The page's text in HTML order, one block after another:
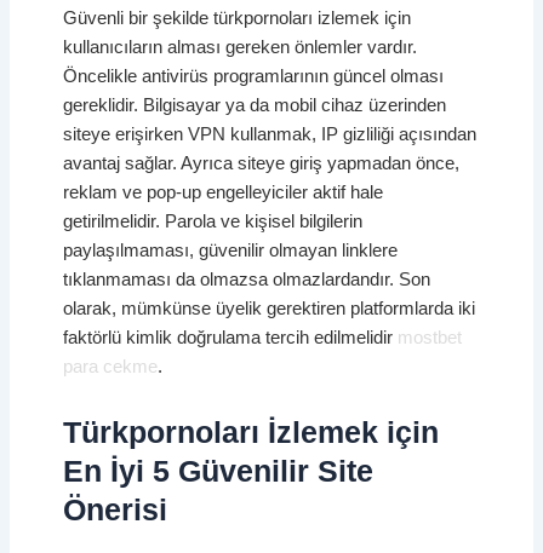
Güvenli bir şekilde türkpornoları izlemek için
kullanıcıların alması gereken önlemler vardır.
Öncelikle antivirüs programlarının güncel olması
gereklidir. Bilgisayar ya da mobil cihaz üzerinden
siteye erişirken VPN kullanmak, IP gizliliği açısından
avantaj sağlar. Ayrıca siteye giriş yapmadan önce,
reklam ve pop-up engelleyiciler aktif hale
getirilmelidir. Parola ve kişisel bilgilerin
paylaşılmaması, güvenilir olmayan linklere
tıklanmaması da olmazsa olmazlardandır. Son
olarak, mümkünse üyelik gerektiren platformlarda iki
faktörlü kimlik doğrulama tercih edilmelidir mostbet
para cekme.
Türkpornoları İzlemek için
En İyi 5 Güvenilir Site
Önerisi